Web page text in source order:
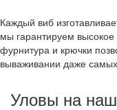
Каждый виб
мы гарантируем
фурнитура и крючки
вываживании даже
Уловы на